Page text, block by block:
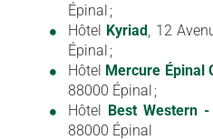
Épinal ;
Hôtel Kyriad, 12
Épinal ;
Hôtel Mercure Épinal
88000 Épinal ;
Hôtel Best Western
88000 Épinal